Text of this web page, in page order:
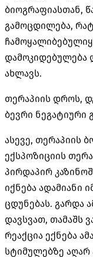
ბიოგრაფიასთან,
გამოცდილება,
დამოკიდებულება
ახლავს.
თერაპიის დროს,
ბევრი ნეგატიური
ასევე, თერაპიის
ექსპოზიციის
პირდაპირ
იქნება ადამიანი
ცდუნებას. გარდა
დავსვათ, თამაშს
რეაქცია ექნება
სტიმულებზე აღარ